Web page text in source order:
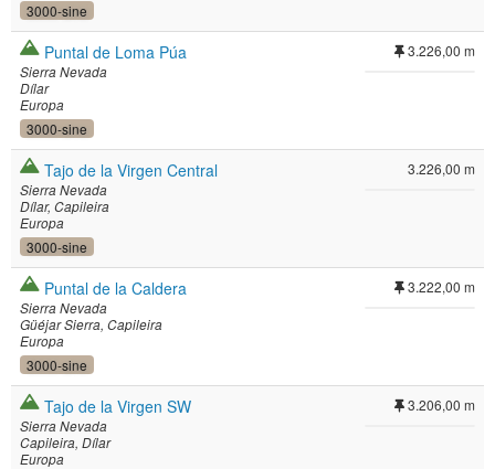
3000-sine
Puntal de Loma Púa
Sierra Nevada
Dílar
Europa
3000-sine
3.226,00 m
Tajo de la Virgen Central
Sierra Nevada
Dílar Capileira
Europa
3000-sine
3.226,00 m
Puntal de la Caldera
Sierra Nevada
Güéjar Sierra Capileira
Europa
3000-sine
3.222,00 m
Tajo de la Virgen SW
Sierra Nevada
Capileira Dílar
Europa
3.206,00 m